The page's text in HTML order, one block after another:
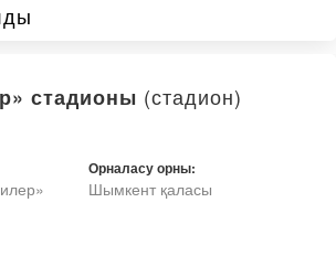
стадионы (стадион)
Орналасу орны:
Шымкент қаласы